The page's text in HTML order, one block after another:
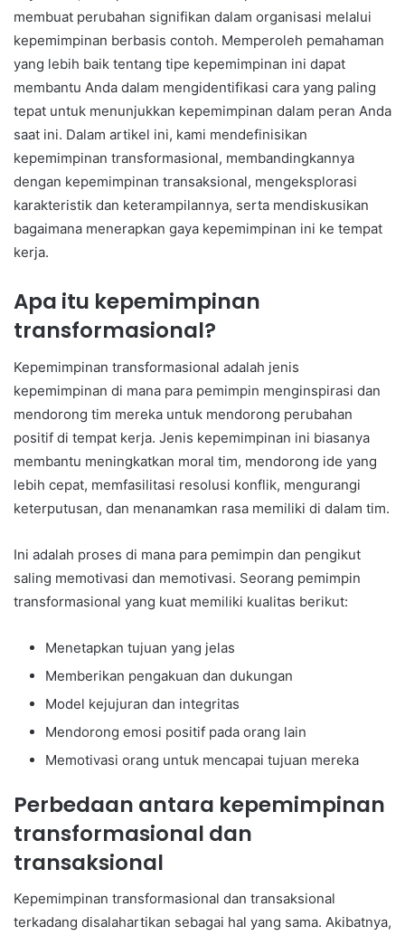
membuat perubahan signifikan dalam organisasi melalui
kepemimpinan berbasis contoh. Memperoleh pemahaman
yang lebih baik tentang tipe kepemimpinan ini dapat
membantu Anda dalam mengidentifikasi cara yang paling
tepat untuk menunjukkan kepemimpinan dalam peran Anda
saat ini. Dalam artikel ini, kami mendefinisikan
kepemimpinan transformasional, membandingkannya
dengan kepemimpinan transaksional, mengeksplorasi
karakteristik dan keterampilannya, serta mendiskusikan
bagaimana menerapkan gaya kepemimpinan ini ke tempat
kerja.
Apa itu kepemimpinan
transformasional?
Kepemimpinan transformasional adalah jenis
kepemimpinan di mana para pemimpin menginspirasi dan
mendorong tim mereka untuk mendorong perubahan
positif di tempat kerja. Jenis kepemimpinan ini biasanya
membantu meningkatkan moral tim, mendorong ide yang
lebih cepat, memfasilitasi resolusi konflik, mengurangi
keterputusan, dan menanamkan rasa memiliki di dalam tim.
Ini adalah proses di mana para pemimpin dan pengikut
saling memotivasi dan memotivasi. Seorang pemimpin
transformasional yang kuat memiliki kualitas berikut:
Menetapkan tujuan yang jelas
Memberikan pengakuan dan dukungan
Model kejujuran dan integritas
Mendorong emosi positif pada orang lain
Memotivasi orang untuk mencapai tujuan mereka
Perbedaan antara kepemimpinan
transformasional dan
transaksional
Kepemimpinan transformasional dan transaksional
terkadang disalahartikan sebagai hal yang sama. Akibatnya,